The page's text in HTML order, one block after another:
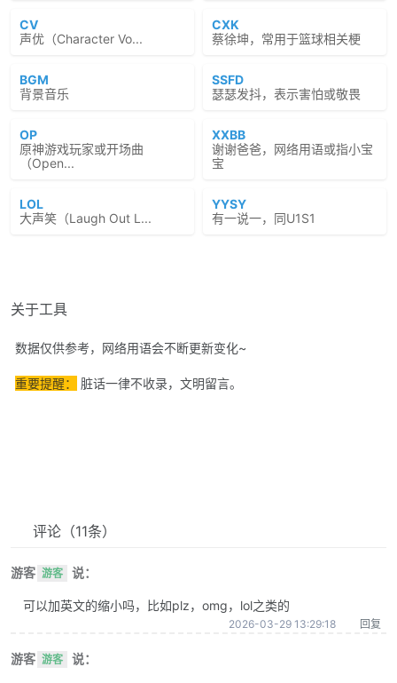
CV
声优（Character Vo...
CXK
蔡徐坤，常用于篮球相关梗
BGM
背景音乐
SSFD
瑟瑟发抖，表示害怕或敬畏
OP
原神游戏玩家或开场曲
（Open...
XXBB
谢谢爸爸，网络用语或指小宝
宝
LOL
大声笑（Laugh Out L...
YYSY
有一说一，同U1S1
关于工具
数据仅供参考，网络用语会不断更新变化~
重要提醒： 脏话一律不收录，文明留言。
评论 （11条）
游客 游客 说：
可以加英文的缩小吗，比如plz，omg，lol之类的
2026-03-29 13:29:18 回复
游客 游客 说：